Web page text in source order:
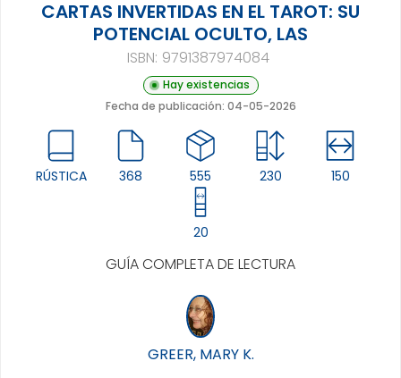
CARTAS INVERTIDAS EN EL TAROT: SU
POTENCIAL OCULTO, LAS
ISBN: 9791387974084
Hay existencias
Fecha de publicación: 04-05-2026
RÚSTICA 368 555 230 150
20
GUÍA COMPLETA DE LECTURA
GREER, MARY K.